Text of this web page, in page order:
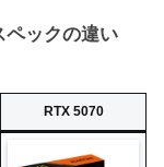
ペックの違い
RTX 5070